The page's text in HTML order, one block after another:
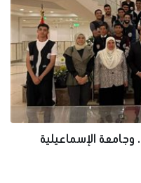
وجامعة الإسماعيلية